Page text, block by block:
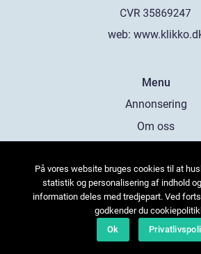
web:
Menu
Annonsering
Om oss
Kontakta oss
Sitemap
På vores website bruges cookies til at
statistik og personalisering af indhold
information deles med tredjepart. Ved
godkender du
Ok